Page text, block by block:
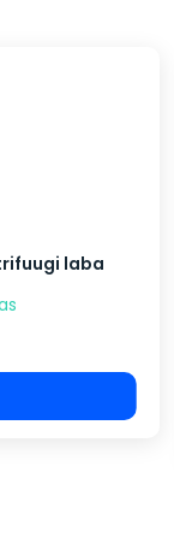
laba